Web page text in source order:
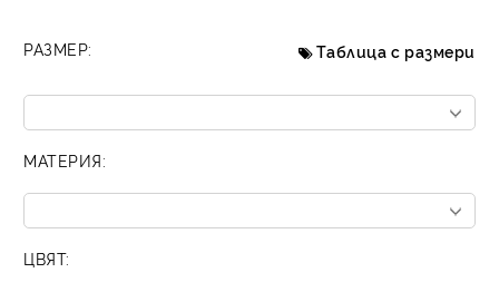
РАЗМЕР: Таблица с размери
МАТЕРИЯ:
ЦВЯТ: